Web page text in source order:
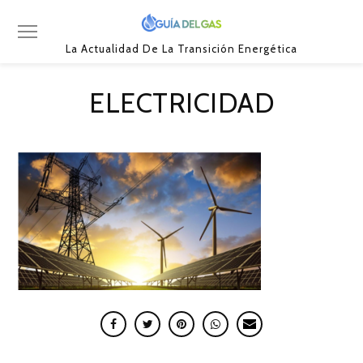
La Actualidad De La Transición Energética
ELECTRICIDAD